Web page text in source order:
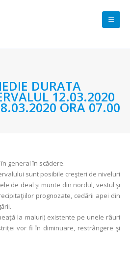
DURATA
12.03.2020
ORA 07.00
general în scădere.
sunt posibile creşteri de niveluri
de deal şi munte din nordul, vestul şi
prognozate, cedării apei din
la maluri) existente pe unele râuri
vor fi în diminuare, restrângere şi